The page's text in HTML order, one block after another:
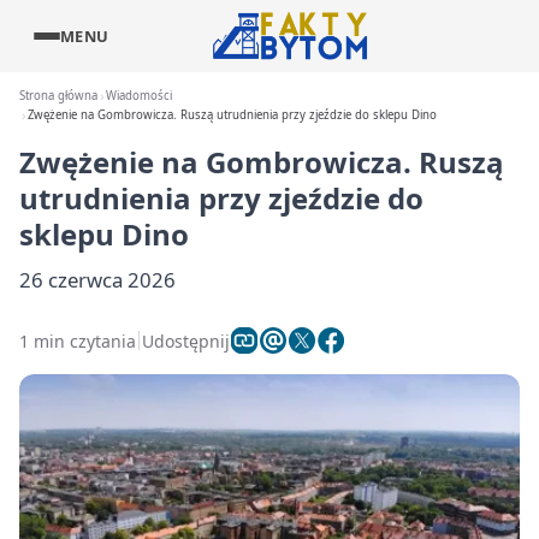
MENU
Strona główna Wiadomości
Zwężenie na Gombrowicza. Ruszą utrudnienia przy zjeździe do sklepu Dino
Zwężenie na Gombrowicza. Ruszą
utrudnienia przy zjeździe do
sklepu Dino
26 czerwca 2026
1 min czytania Udostępnij